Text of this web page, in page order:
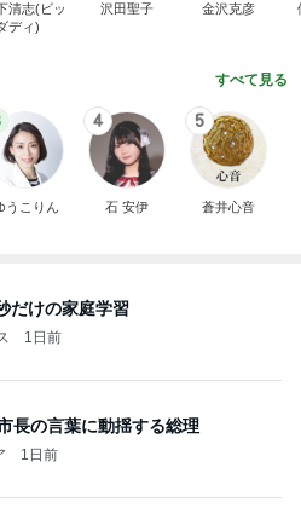
清志(ビッ
ディ)
沢田聖子 金沢克彦
すべて見る
うこりん
4
石 安伊
5
蒼井心音
だけの家庭学習
1日前
長の言葉に動揺する総理
1日前